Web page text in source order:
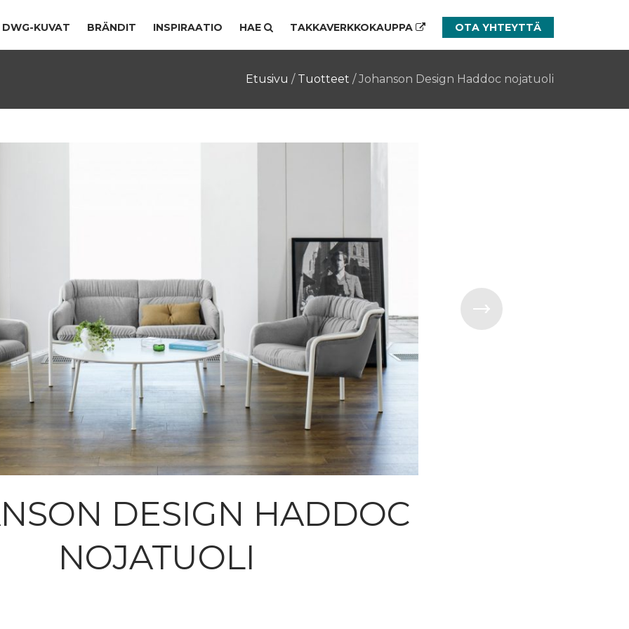
DWG-KUVAT BRÄNDIT INSPIRAATIO HAE TAKKAVERKKOKAUPPA OTA YHTEYTTÄ
Etusivu / Tuotteet /Johanson Design Haddoc nojatuoli
DESIGN HADDOC
NOJATUOLI